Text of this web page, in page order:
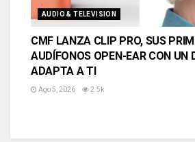
AUDIO & TELEVISION
CMF LANZA CLIP PRO, SUS
AUDÍFONOS OPEN-EAR CON UN
ADAPTA A TI
Ago 5, 2026 2.5k